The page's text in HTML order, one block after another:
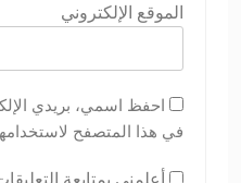
الموقع الإلكتروني
احفظ اسمي، بريدي
في هذا المتصفح